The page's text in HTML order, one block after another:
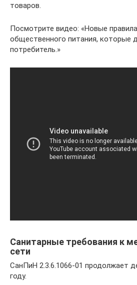
товаров.
Посмотрите видео: «Новые
общественного питания, которые
потребитель.»
Санитарные требования к
сети
СанПиН 2.3.6.1066-01 продолжает
году.